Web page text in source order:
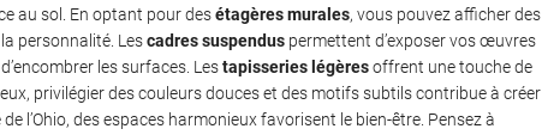
au sol. En optant pour desétagères murales, vous pouvez afficher des
personnalité. Lescadres suspendus permettent d’exposer vos œuvres
les surfaces. Lestapisseries légèresoffrent une touche de
privilégier des couleurs douces et des motifs subtils contribue à créer
l’Ohio, des espaces harmonieux favorisent le bien-être. Pensez à